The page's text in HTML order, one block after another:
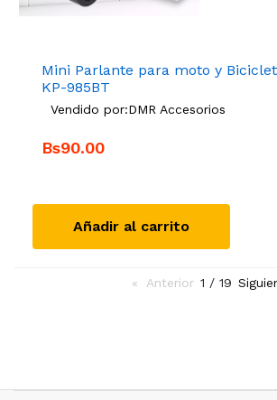
Mini Parlante para moto y
KP-985BT
Vendido por:DMR Accesorios
Bs90.00
Añadir al carrito
Anteriorpage
1 / 19